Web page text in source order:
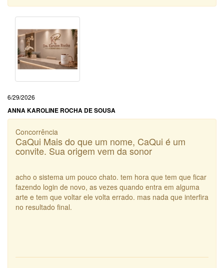
6/29/2026
ANNA KAROLINE ROCHA DE SOUSA
Concorrência
CaQui Mais do que um nome, CaQui é um
convite. Sua origem vem da sonor
acho o sistema um pouco chato. tem hora que tem que ficar
fazendo login de novo, as vezes quando entra em alguma
arte e tem que voltar ele volta errado. mas nada que interfira
no resultado final.